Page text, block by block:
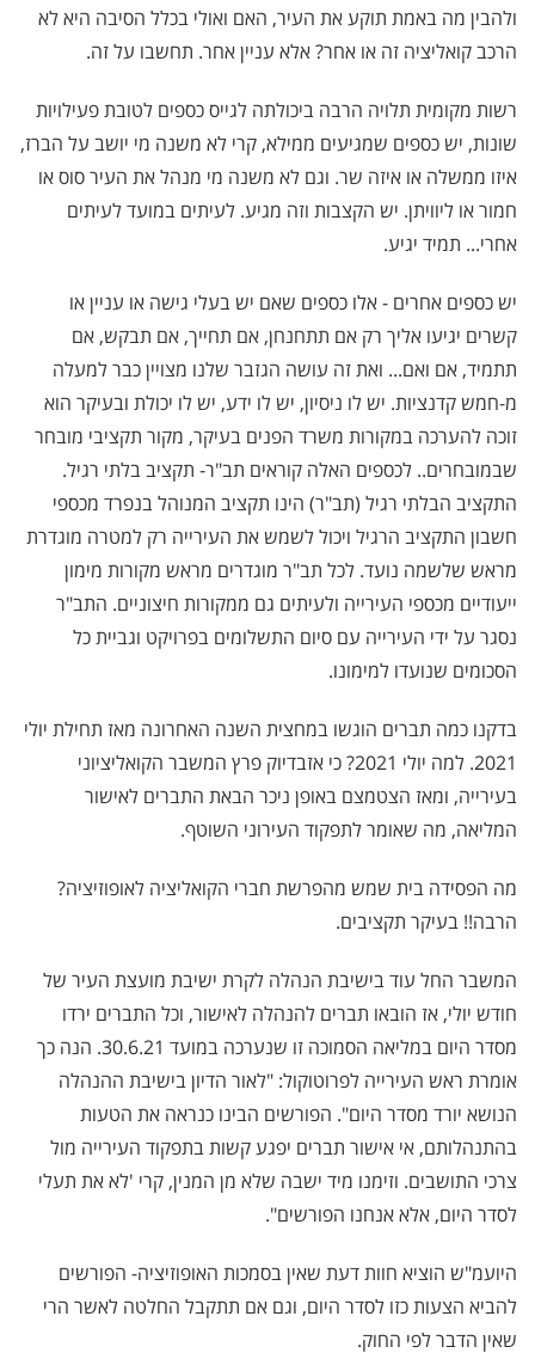
ולהבין מה באמת תוקע את העיר, האם ואולי בכלל הסיבה היא לא
הרכב קואליציה זה או אחר? אלא עניין אחר. תחשבו על זה.
רשות מקומית תלויה הרבה ביכולתה לגייס כספים לטובת פעילויות
שונות, יש כספים שמגיעים ממילא, קרי לא משנה מי יושב על הברז,
איזו ממשלה או איזה שר. וגם לא משנה מי מנהל את העיר סוס או
חמור או ליוויתן. יש הקצבות וזה מגיע. לעיתים במועד לעיתים
אחרי... תמיד יגיע.
יש כספים אחרים - אלו כספים שאם יש בעלי גישה או עניין או
קשרים יגיעו אליך רק אם תתחנחן, אם תחייך, אם תבקש, אם
תתמיד, אם ואם... ואת זה עושה הגזבר שלנו מצויין כבר למעלה
מ-חמש קדנציות. יש לו ניסיון, יש לו ידע, יש לו יכולת ובעיקר הוא
זוכה להערכה במקורות משרד הפנים בעיקר, מקור תקציבי מובחר
שבמובחרים.. לכספים האלה קוראים תב"ר- תקציב בלתי רגיל.
התקציב הבלתי רגיל (תב"ר) הינו תקציב המנוהל בנפרד מכספי
חשבון התקציב הרגיל ויכול לשמש את העירייה רק למטרה מוגדרת
מראש שלשמה נועד. לכל תב"ר מוגדרים מראש מקורות מימון
ייעודיים מכספי העירייה ולעיתים גם ממקורות חיצוניים. התב"ר
נסגר על ידי העירייה עם סיום התשלומים בפרויקט וגביית כל
הסכומים שנועדו למימונו.
בדקנו כמה תברים הוגשו במחצית השנה האחרונה מאז תחילת יולי
2021. למה יולי 2021? כי אזבדיוק פרץ המשבר הקואליציוני
בעירייה, ומאז הצטמצם באופן ניכר הבאת התברים לאישור
המליאה, מה שאומר לתפקוד העירוני השוטף.
מה הפסידה בית שמש מהפרשת חברי הקואליציה לאופוזיציה?
הרבה!! בעיקר תקציבים.
המשבר החל עוד בישיבת הנהלה לקרת ישיבת מועצת העיר של
חודש יולי, אז הובאו תברים להנהלה לאישור, וכל התברים ירדו
מסדר היום במליאה הסמוכה זו שנערכה במועד 30.6.21. הנה כך
אומרת ראש העירייה לפרוטוקול: "לאור הדיון בישיבת ההנהלה
הנושא יורד מסדר היום". הפורשים הבינו כנראה את הטעות
בהתנהלותם, אי אישור תברים יפגע קשות בתפקוד העירייה מול
צרכי התושבים. וזימנו מיד ישבה שלא מן המנין, קרי 'לא את תעלי
לסדר היום, אלא אנחנו הפורשים".
היועמ"ש הוציא חוות דעת שאין בסמכות האופוזיציה- הפורשים
להביא הצעות כזו לסדר היום, וגם אם תתקבל החלטה לאשר הרי
שאין הדבר לפי החוק.